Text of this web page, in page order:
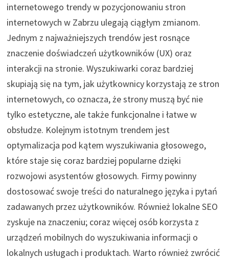
internetowego trendy w pozycjonowaniu stron
internetowych w Zabrzu ulegają ciągłym zmianom.
Jednym z najważniejszych trendów jest rosnące
znaczenie doświadczeń użytkowników (UX) oraz
interakcji na stronie. Wyszukiwarki coraz bardziej
skupiają się na tym, jak użytkownicy korzystają ze stron
internetowych, co oznacza, że strony muszą być nie
tylko estetyczne, ale także funkcjonalne i łatwe w
obsłudze. Kolejnym istotnym trendem jest
optymalizacja pod kątem wyszukiwania głosowego,
które staje się coraz bardziej popularne dzięki
rozwojowi asystentów głosowych. Firmy powinny
dostosować swoje treści do naturalnego języka i pytań
zadawanych przez użytkowników. Również lokalne SEO
zyskuje na znaczeniu; coraz więcej osób korzysta z
urządzeń mobilnych do wyszukiwania informacji o
lokalnych usługach i produktach. Warto również zwrócić